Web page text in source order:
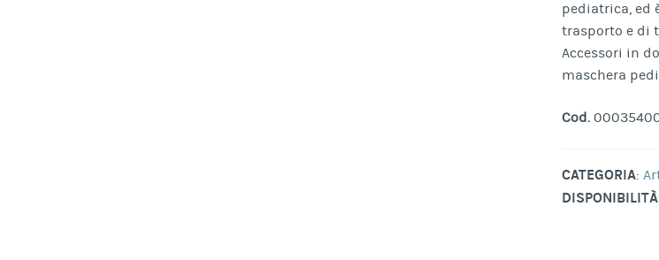
pediatrica, ed
trasporto e di
Accessori in
maschera
Cod.
CATEGORIA: